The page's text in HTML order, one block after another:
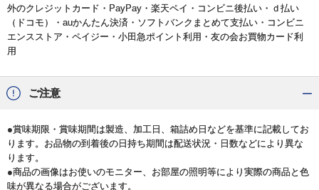
外のクレジットカード・PayPay・楽天ペイ・コンビニ後払い・ｄ払い
（ドコモ）・auかんたん決済・ソフトバンクまとめて支払い・コンビニ
エンスストア・ペイジー・小田急ポイント利用・友の会お買物カード利
用
ご注意
●賞味期限・賞味期間は製造、加工日、箱詰め日などを基準に記載してお
ります。お品物の到着後の日持ち期間は配送状況・日数などにより異な
ります。
●商品の画像はお使いのモニター、お部屋の照明等により実際の商品と色
味が異なる場合がございます。